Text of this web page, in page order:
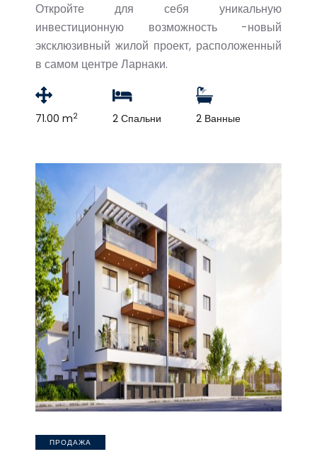
Откройте для себя уникальную
инвестиционную возможность -новый
эксклюзивный жилой проект, расположенный
в самом центре Ларнаки.
71.00 m2 2 Спальни 2 Ванные
ПРОДАЖА